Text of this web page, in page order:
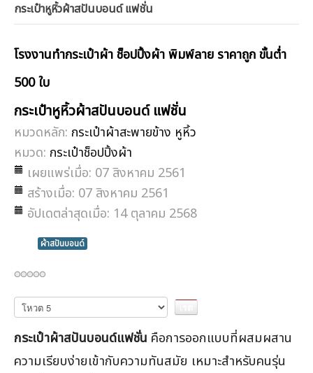
กระเป๋าหูหิ้วผ้าสปันบอนด์ แฟชั่น
โรงงานทำกระเป๋าผ้า ช็อปปิ้งผ้า พิมพ์ลาย ราคาถูก ขั้นต่ำ
500 ใบ
กระเป๋าหูหิ้วผ้าสปันบอนด์ แฟชั่น
หมวดหลัก: กระเป๋าผ้าสะพายข้าง หูหิ้ว
หมวด: กระเป๋าช็อปปิ้งผ้า
เผยแพร่เมื่อ: 07 สิงหาคม 2561
สร้างเมื่อ: 07 สิงหาคม 2561
อัปเดตล่าสุดเมื่อ: 14 ตุลาคม 2568
ผ้าสปันบอนด์
กรุณา
ให้
คะแนน
กระเป๋าผ้าสปันบอนด์แฟชั่น คือการออกแบบที่ผสมผสาน
ความเรียบง่ายเข้ากับความทันสมัย เหมาะสำหรับคนรุ่น